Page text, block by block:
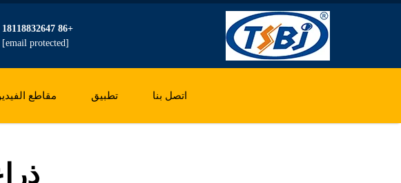
+86 18118832647
[email protected]
مقاطع تطبيق اتصل بنا